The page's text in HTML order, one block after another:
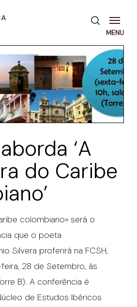
pesquisa
Menu
‘A
do Caribe
colombiano» será o
que o poeta
Silvera proferirá na FCSH,
28 de Setembro, às
B). A conferência é
de Estudos Ibéricos